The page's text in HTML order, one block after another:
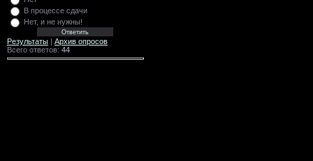
В процессе сдачи
Нет, и не нужны!
Результаты | Архив опросов
Всего ответов: 44